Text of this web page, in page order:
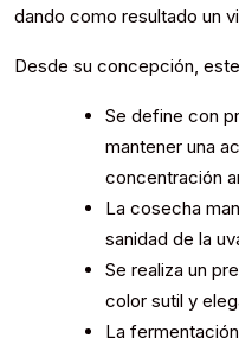
dando como resultado un
Desde su concepción,
Se define con
mantener una
concentración
La cosecha
sanidad de la
Se realiza un
color sutil y
La